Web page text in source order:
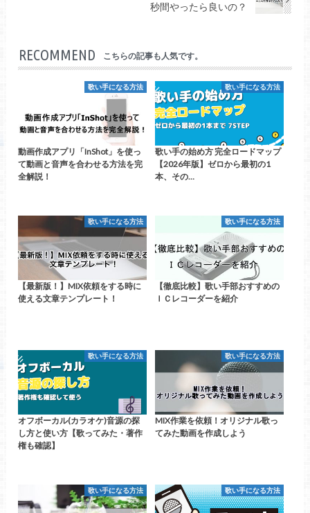
秒間やったら良いの？
RECOMMEND こちらの記事も人気です。
歌い手になる方法
動画作成アプリ「InShot」を使っ
て動画と音声を合わせる方法を完
全解説！
歌い手になる方法
歌い手の始め方 完全ロードマップ
【2026年版】ゼロから最初の1
本、その…
歌い手になる方法
【最新版！】MIX依頼をする時に
使える文章テンプレート！
歌い手になる方法
【徹底比較】歌い手部おすすめの
ＩＣレコーダーを紹介
歌い手になる方法
オフボーカル(カラオケ)音源の探
し方と使い方【歌ってみた・著作
権も確認】
歌い手になる方法
MIX作業を依頼！オリジナル歌っ
てみた動画を作成しよう
歌い手になる方法 歌い手になる方法